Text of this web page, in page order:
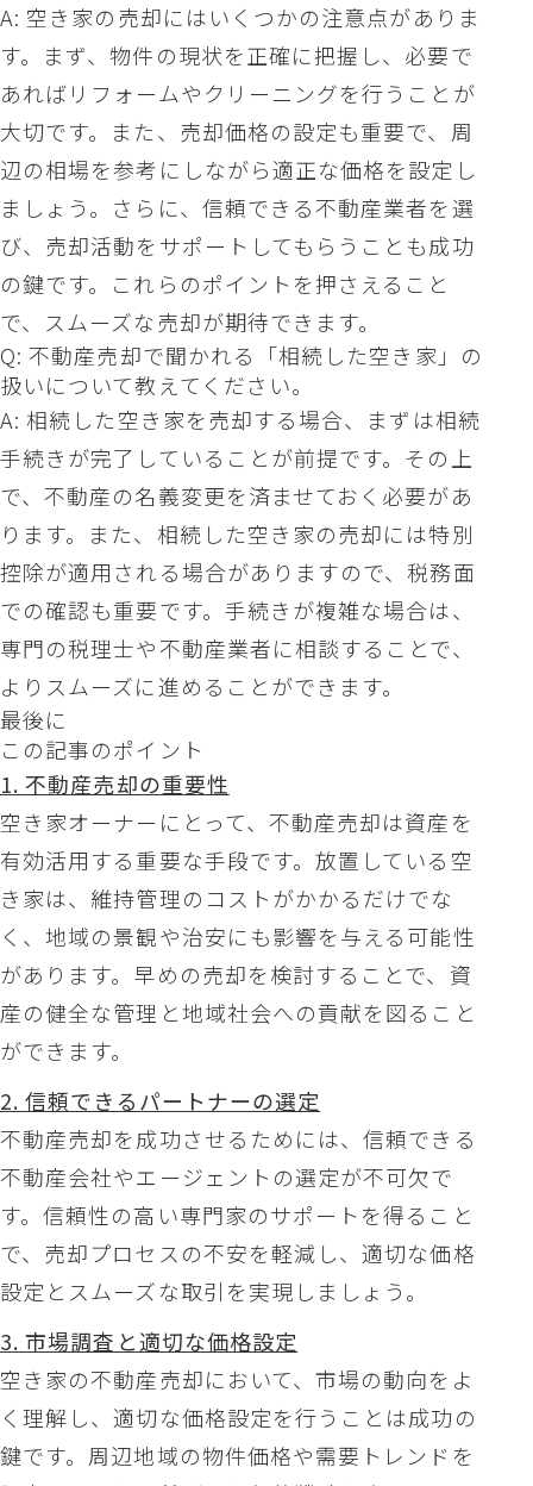
A: 空き家の売却にはいくつかの注意点がありま
す。まず、物件の現状を正確に把握し、必要で
あればリフォームやクリーニングを行うことが
大切です。また、売却価格の設定も重要で、周
辺の相場を参考にしながら適正な価格を設定し
ましょう。さらに、信頼できる不動産業者を選
び、売却活動をサポートしてもらうことも成功
の鍵です。これらのポイントを押さえること
で、スムーズな売却が期待できます。
Q: 不動産売却で聞かれる「相続した空き家」の
扱いについて教えてください。
A: 相続した空き家を売却する場合、まずは相続
手続きが完了していることが前提です。その上
で、不動産の名義変更を済ませておく必要があ
ります。また、相続した空き家の売却には特別
控除が適用される場合がありますので、税務面
での確認も重要です。手続きが複雑な場合は、
専門の税理士や不動産業者に相談することで、
よりスムーズに進めることができます。
最後に
この記事のポイント
1. 不動産売却の重要性
空き家オーナーにとって、不動産売却は資産を
有効活用する重要な手段です。放置している空
き家は、維持管理のコストがかかるだけでな
く、地域の景観や治安にも影響を与える可能性
があります。早めの売却を検討することで、資
産の健全な管理と地域社会への貢献を図ること
ができます。
2. 信頼できるパートナーの選定
不動産売却を成功させるためには、信頼できる
不動産会社やエージェントの選定が不可欠で
す。信頼性の高い専門家のサポートを得ること
で、売却プロセスの不安を軽減し、適切な価格
設定とスムーズな取引を実現しましょう。
3. 市場調査と適切な価格設定
空き家の不動産売却において、市場の動向をよ
く理解し、適切な価格設定を行うことは成功の
鍵です。周辺地域の物件価格や需要トレンドを